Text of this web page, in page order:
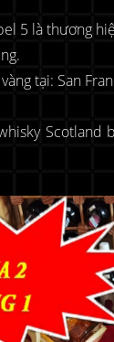
5 là thương
tại: San
Scotland